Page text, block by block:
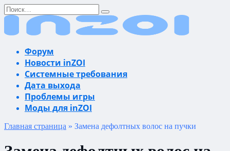
Перейти
к
содержанию
Search
for:
Форум
Новости inZOI
Системные требования
Дата выхода
Проблемы игры
Моды для inZOI
Главная страница » Замена дефолтных волос на пучки